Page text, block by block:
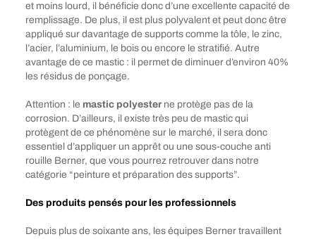
et moins lourd, il bénéficie donc d’une excellente capacité de
remplissage. De plus, il est plus polyvalent et peut donc être
appliqué sur davantage de supports comme la tôle, le zinc,
l’acier, l’aluminium, le bois ou encore le stratifié. Autre
avantage de ce mastic : il permet de diminuer d’environ 40%
les résidus de ponçage.
Attention : le mastic polyesterne protège pas de la
corrosion. D’ailleurs, il existe très peu de mastic qui
protègent de ce phénomène sur le marché, il sera donc
essentiel d’appliquer un apprêt ou une sous-couche anti
rouille Berner, que vous pourrez retrouver dans notre
catégorie “peinture et préparation des supports”.
Des produits pensés pour les professionnels
Depuis plus de soixante ans, les équipes Berner travaillent